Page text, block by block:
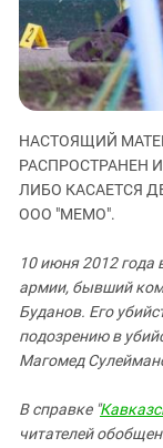
Дагестан
Ингушетия
Кабардино-
Карачаево-
Краснодарский
Нагорный Карабах
Российская
Ростовская область
Северная Осетия -
СКФО
Чечня
НАСТОЯЩИЙ
РАСПРОСТРАНЕН
ЛИБО КАСАЕТСЯ
ООО "МЕМО".
10 июня 2012 года
армии, бывший
Буданов. Его
подозрению в
Магомед
В справке "
читателей